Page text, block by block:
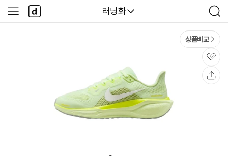
다나와
러닝화
검
색
사
이
다
나
와
상품비교
관
심